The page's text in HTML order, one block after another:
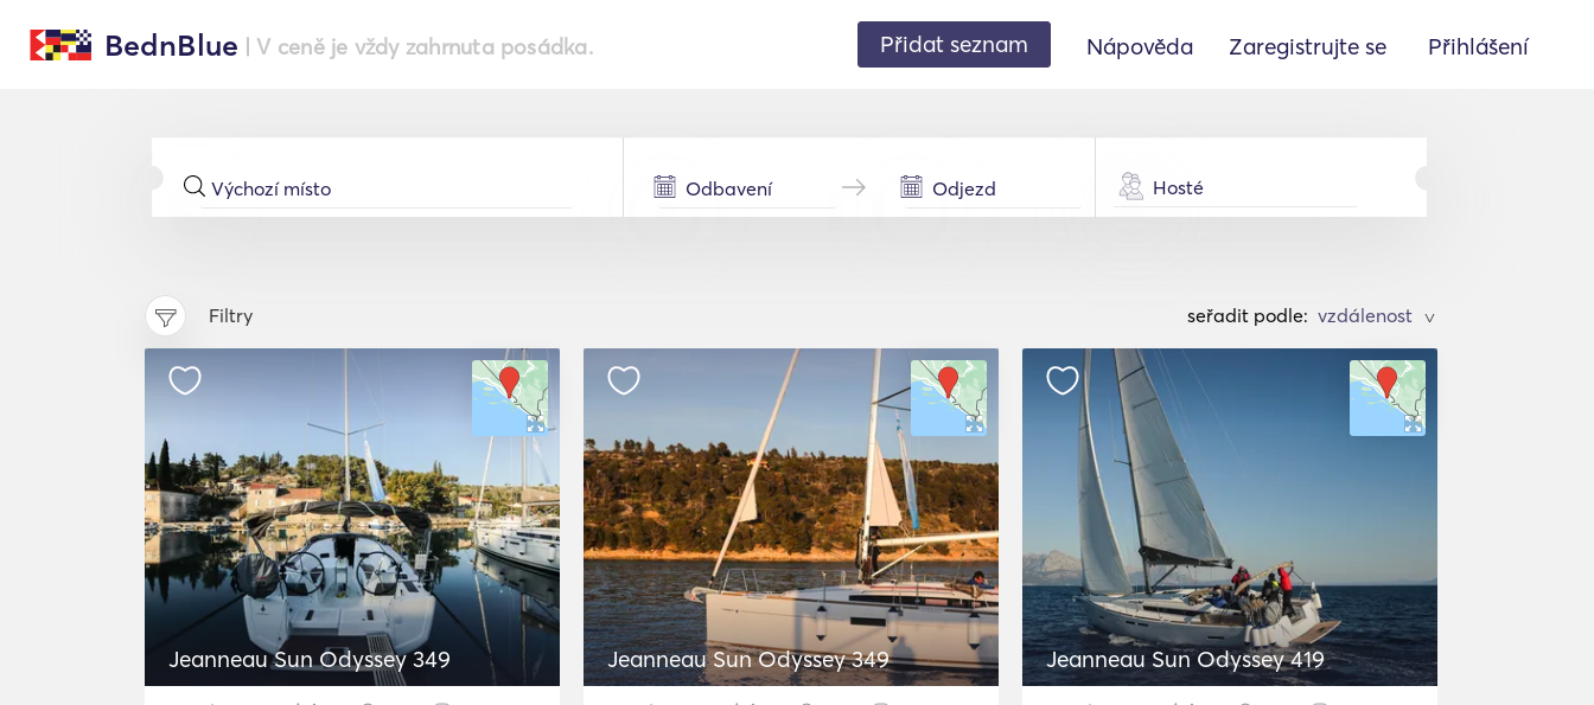
BednBlue | V ceně je vždy zahrnuta posádka. Přidat seznam Nápověda Zaregistrujte se Přihlášení
Hosté
Filtry seřadit podle: >
Jeanneau Sun Odyssey 349 Jeanneau Sun Odyssey 349 Jeanneau Sun Odyssey 419